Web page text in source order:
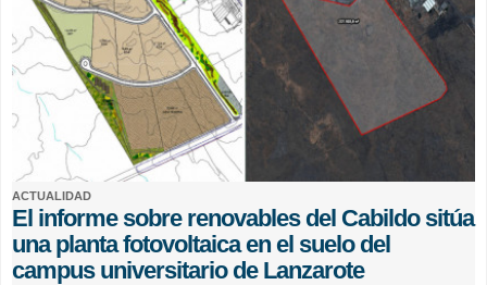
ACTUALIDAD
El informe sobre renovables del Cabildo sitúa
una planta fotovoltaica en el suelo del
campus universitario de Lanzarote